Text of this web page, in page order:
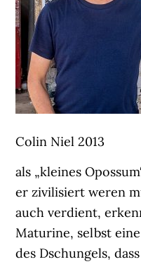
Colin Niel 2013
als „kleines
er zivilisiert weren
auch verdient,
Maturine, selbst
des Dschungels,